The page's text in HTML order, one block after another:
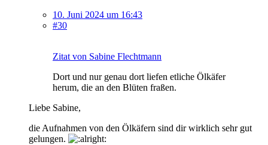
10. Juni 2024 um 16:43
#30
Zitat von Sabine Flechtmann
Dort und nur genau dort liefen etliche Ölkäfer
herum, die an den Blüten fraßen.
Liebe Sabine,
die Aufnahmen von den Ölkäfern sind dir wirklich sehr gut
gelungen.